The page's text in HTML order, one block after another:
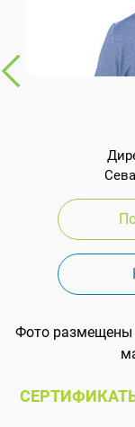
Фото размещены